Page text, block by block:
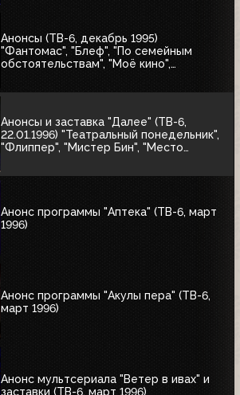
Анонсы (ТВ-6, декабрь 1995)
"Фантомас", "Блеф", "По семейным
обстоятельствам", "Моё кино",
Анонсы и заставка "Далее" (ТВ-6,
22.01.1996) "Театральный понедельник",
"Флиппер", "Мистер Бин", "Место
Анонс программы "Аптека" (ТВ-6, март
1996)
Анонс программы "Акулы пера" (ТВ-6,
март 1996)
Анонс мультсериала "Ветер в ивах" и
заставки (ТВ-6, март 1996)